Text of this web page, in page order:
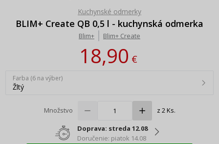
Kuchynské odmerky
BLIM+ Create QB 0,5 l - kuchynská odmerka
Blim+ Blim+ Create
18,90€
Farba (6 na výber)
Žltý
Množstvo z 2 Ks.
Doprava: streda 12.08
Doručenie: piatok 14.08